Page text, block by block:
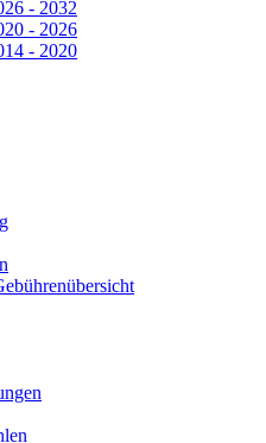
- 2032
- 2026
- 2020